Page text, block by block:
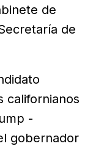
de
de
californianos
-
gobernador